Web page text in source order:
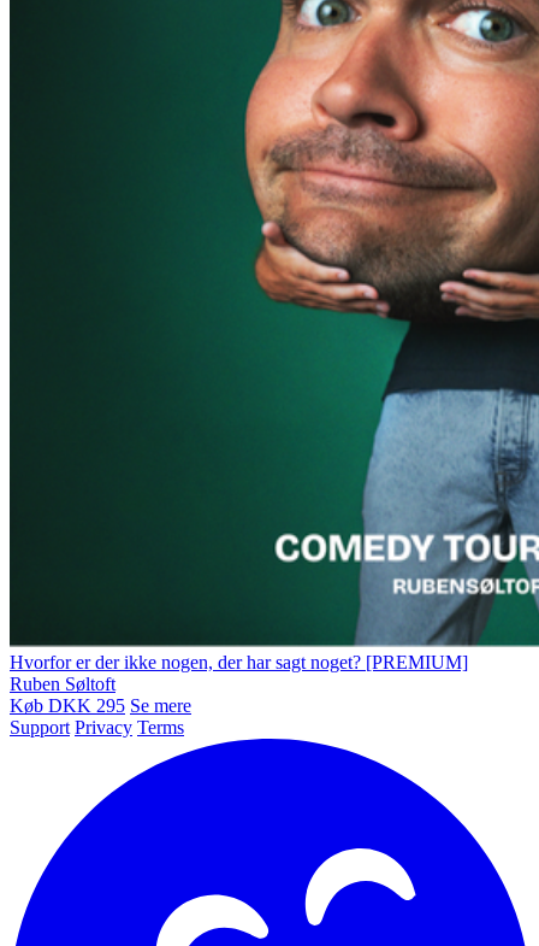
Hvorfor er der ikke nogen, der har sagt noget? [PREMIUM]
Ruben Søltoft
Køb DKK 295 Se mere
Support Privacy Terms